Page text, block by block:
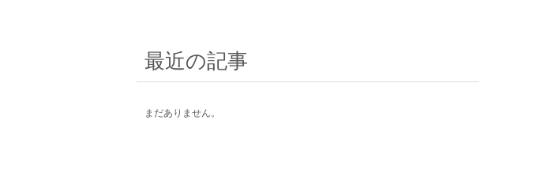
最近の記事
まだありません。